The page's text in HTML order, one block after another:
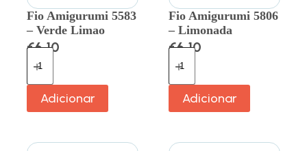
Fio Amigurumi 5583
– Verde Limao
€6.10
Adicionar
Fio Amigurumi 5806
– Limonada
€6.10
Adicionar